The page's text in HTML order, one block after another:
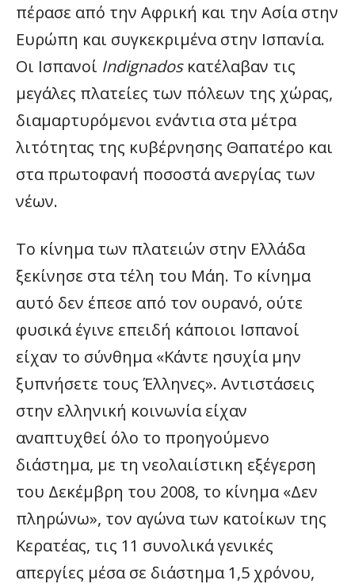
πέρασε από την Αφρική και την Ασία στην
Ευρώπη και συγκεκριμένα στην Ισπανία.
Οι Ισπανοί Indignadosκατέλαβαν τις
μεγάλες πλατείες των πόλεων της χώρας,
διαμαρτυρόμενοι ενάντια στα μέτρα
λιτότητας της κυβέρνησης Θαπατέρο και
στα πρωτοφανή ποσοστά ανεργίας των
νέων.
Το κίνημα των πλατειών στην Ελλάδα
ξεκίνησε στα τέλη του Μάη. Το κίνημα
αυτό δεν έπεσε από τον ουρανό, ούτε
φυσικά έγινε επειδή κάποιοι Ισπανοί
είχαν το σύνθημα «Κάντε ησυχία μην
ξυπνήσετε τους Έλληνες». Αντιστάσεις
στην ελληνική κοινωνία είχαν
αναπτυχθεί όλο το προηγούμενο
διάστημα, με τη νεολαιίστικη εξέγερση
του Δεκέμβρη του 2008, το κίνημα «Δεν
πληρώνω», τον αγώνα των κατοίκων της
Κερατέας, τις 11 συνολικά γενικές
απεργίες μέσα σε διάστημα 1,5 χρόνου,